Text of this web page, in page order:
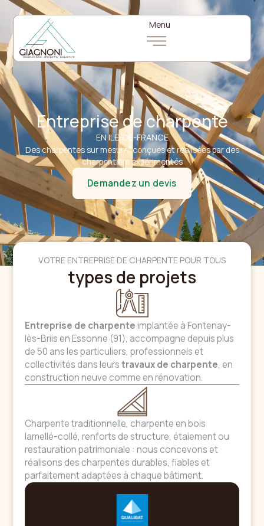
Menu
Entreprise de charpente
EN ILE-DE-FRANCE
Des charpentes sur mesure, conçues et réalisées par des
charpentiers expérimentés
Demandez un devis
VOTRE ENTREPRISE DE CHARPENTE POUR TOUS
types de projets
Entreprise de charpente implantée à Fontenay-
lès-Briis en Essonne (91), accompagne depuis plus
de 50 ans les particuliers, professionnels et
collectivités dans leurstravaux de charpente, en
construction neuve comme en rénovation.
Charpente traditionnelle, charpente en bois
lamellé-collé, renforts de structure, étaiement ou
restauration patrimoniale : nous concevons et
réalisons des charpentes durables, fiables et
parfaitement adaptées à chaque bâtiment.